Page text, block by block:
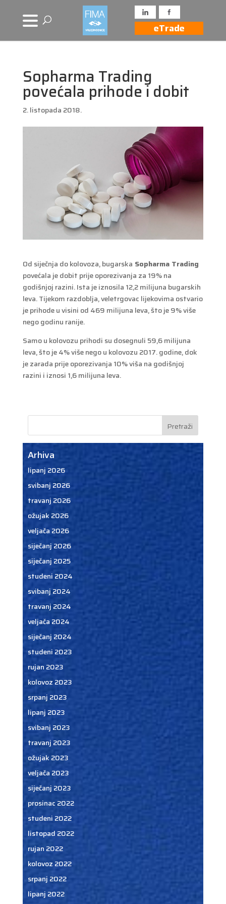
eTrade
Sopharma Trading
povećala prihode i dobit
2. listopada 2018.
Od siječnja do kolovoza, bugarska Sopharma Trading
povećala je dobit prije oporezivanja za 19% na
godišnjoj razini. Ista je iznosila 12,2 milijuna bugarskih
leva. Tijekom razdoblja, veletrgovac lijekovima ostvario
je prihode u visini od 469 milijuna leva, što je 9% više
nego godinu ranije.
Samo u kolovozu prihodi su dosegnuli 59,6 milijuna
leva, što je 4% više nego u kolovozu 2017. godine, dok
je zarada prije oporezivanja 10% viša na godišnjoj
razini i iznosi 1,6 milijuna leva.
Arhiva
lipanj 2026
svibanj 2026
travanj 2026
ožujak 2026
veljača 2026
siječanj 2026
siječanj 2025
studeni 2024
svibanj 2024
travanj 2024
veljača 2024
siječanj 2024
studeni 2023
rujan 2023
kolovoz 2023
srpanj 2023
lipanj 2023
svibanj 2023
travanj 2023
ožujak 2023
veljača 2023
siječanj 2023
prosinac 2022
studeni 2022
listopad 2022
rujan 2022
kolovoz 2022
srpanj 2022
lipanj 2022